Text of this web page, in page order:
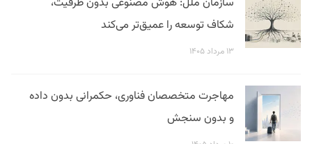
شکاف توسعه را عمیق‌تر می‌کند
۱۳ مرداد ۱۴۰۵
مهاجرت متخصصان فناوری، حکمرانی بدون داده
و بدون سنجش